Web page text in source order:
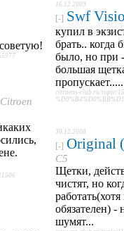
Citroen
16.12.2009
[-] Swf
купил в
брать.. когда
было, но при
большая
citroens-club.ru/topic/
30.12.2008
[-] Original
C5
Щетки,
чистят, но
обязателен) -
шумят...